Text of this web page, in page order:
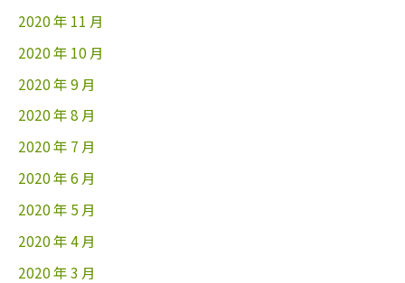
2020 年 11 月
2020 年 10 月
2020 年 9 月
2020 年 8 月
2020 年 7 月
2020 年 6 月
2020 年 5 月
2020 年 4 月
2020 年 3 月